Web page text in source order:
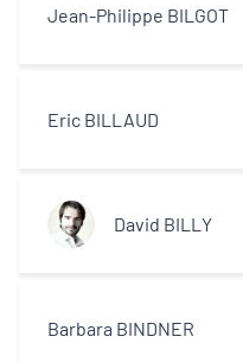
Jean-Philippe BILGOT
Eric BILLAUD
David BILLY
Barbara BINDNER